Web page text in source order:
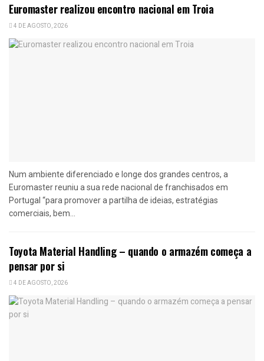
Euromaster realizou encontro nacional em Troia
4 DE AGOSTO, 2026
Num ambiente diferenciado e longe dos grandes centros, a
Euromaster reuniu a sua rede nacional de franchisados em
Portugal “para promover a partilha de ideias, estratégias
comerciais, bem...
Toyota Material Handling – quando o armazém começa a
pensar por si
4 DE AGOSTO, 2026